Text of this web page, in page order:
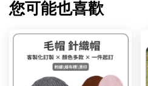
您可能也喜歡